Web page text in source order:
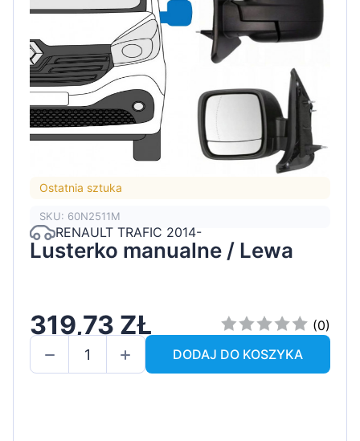
Ostatnia sztuka
SKU: 60N2511M
RENAULT TRAFIC 2014-
Lusterko manualne / Lewa
319,73 ZŁ
(0)
DODAJ DO KOSZYKA